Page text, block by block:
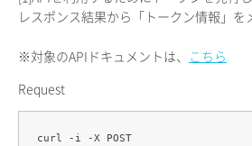
レスポンス結果から「トークン情報」を
※対象のAPIドキュメントは、 こちら
Request
curl -i -X POST